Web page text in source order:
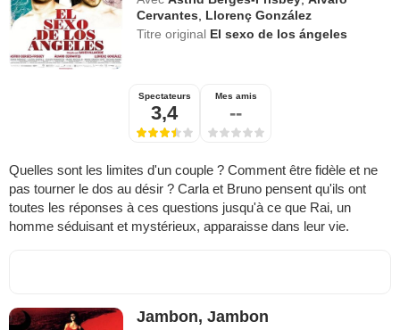
Cervantes
Llorenç González
Titre original El sexo de los ángeles
Spectateurs
3,4
Mes amis
--
Quelles sont les limites d'un couple ? Comment être fidèle et ne
pas tourner le dos au désir ? Carla et Bruno pensent qu'ils ont
toutes les réponses à ces questions jusqu'à ce que Rai, un
homme séduisant et mystérieux, apparaisse dans leur vie.
Jambon, Jambon